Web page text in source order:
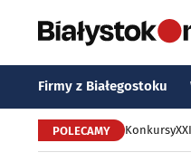
Firmy z Białegostoku
POLECAMY Konkursy